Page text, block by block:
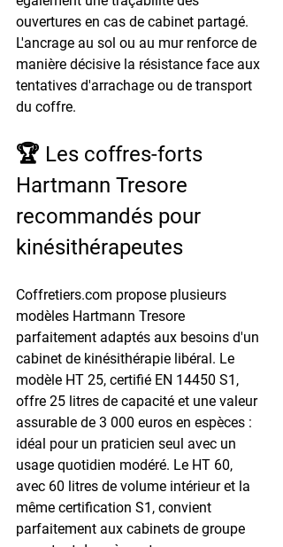
ouvertures en cas de cabinet partagé.
L'ancrage au sol ou au mur renforce de
manière décisive la résistance face aux
tentatives d'arrachage ou de transport
du coffre.
🏆 Les coffres-forts
Hartmann Tresore
recommandés pour
kinésithérapeutes
Coffretiers.com propose plusieurs
modèles Hartmann Tresore
parfaitement adaptés aux besoins d'un
cabinet de kinésithérapie libéral. Le
modèle HT 25, certifié EN 14450 S1,
offre 25 litres de capacité et une valeur
assurable de 3 000 euros en espèces :
idéal pour un praticien seul avec un
usage quotidien modéré. Le HT 60,
avec 60 litres de volume intérieur et la
même certification S1, convient
parfaitement aux cabinets de groupe